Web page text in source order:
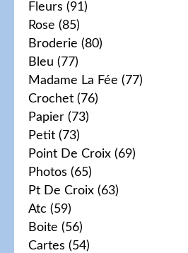
Fleurs (91)
Rose (85)
Broderie (80)
Bleu (77)
Madame La Fée (77)
Crochet (76)
Papier (73)
Petit (73)
Point De Croix (69)
Photos (65)
Pt De Croix (63)
Atc (59)
Boite (56)
Cartes (54)